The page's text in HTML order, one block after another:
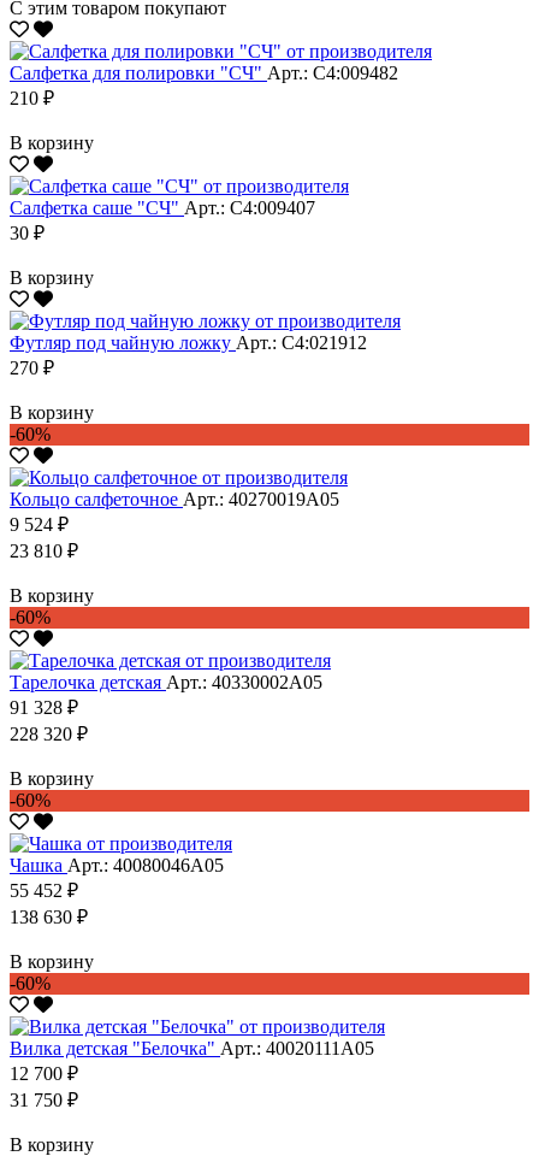
С этим товаром покупают
Салфетка для полировки "CЧ" Арт.: С4:009482
210 ₽
В корзину
Салфетка саше "CЧ" Арт.: С4:009407
30 ₽
В корзину
Футляр под чайную ложку Арт.: С4:021912
270 ₽
В корзину
-60%
Кольцо салфеточное Арт.: 40270019А05
9 524 ₽
23 810 ₽
В корзину
-60%
Тарелочка детская Арт.: 40330002А05
91 328 ₽
228 320 ₽
В корзину
-60%
Чашка Арт.: 40080046А05
55 452 ₽
138 630 ₽
В корзину
-60%
Вилка детская "Белочка" Арт.: 40020111А05
12 700 ₽
31 750 ₽
В корзину